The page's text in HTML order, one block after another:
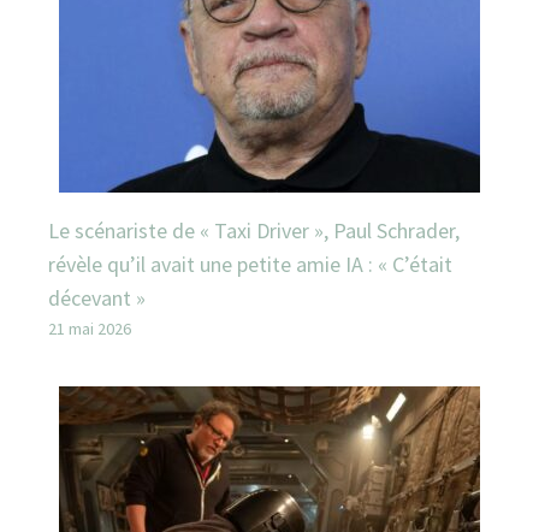
Le scénariste de « Taxi Driver », Paul Schrader,
révèle qu’il avait une petite amie IA : « C’était
décevant »
21 mai 2026